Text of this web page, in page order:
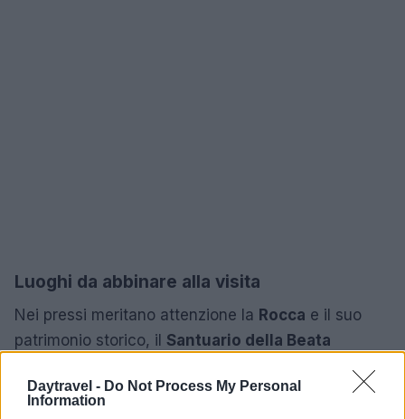
Daytravel - Do Not Process My Personal
Information
Luoghi da abbinare alla visita
Nei pressi meritano attenzione la Rocca e il suo
patrimonio storico, il Santuario della Beata
Chiesa di Santa Croce. Sono interessanti anche